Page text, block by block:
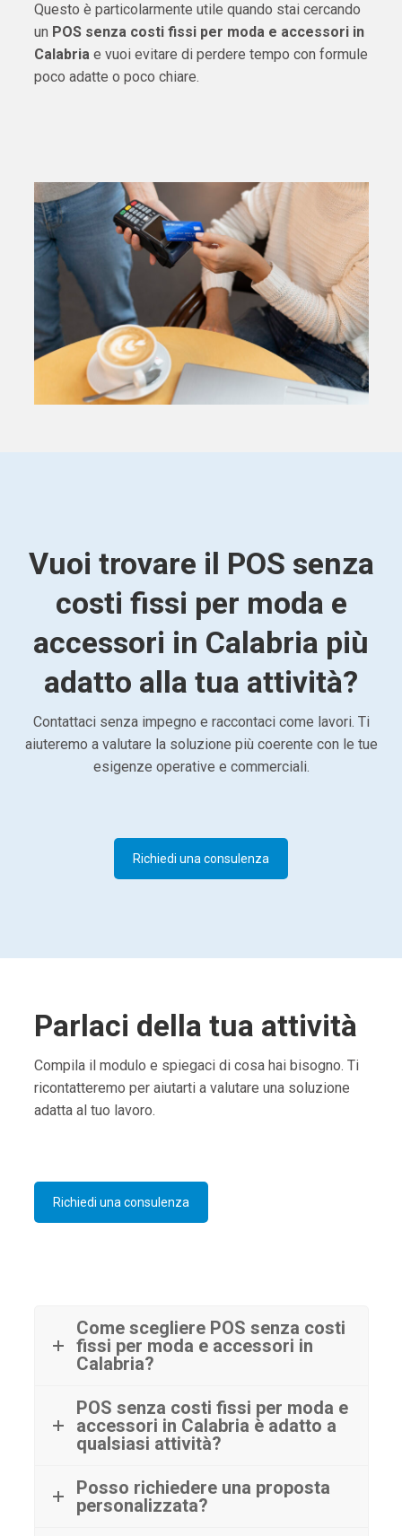
Questo è particolarmente utile quando stai cercando
un POS senza costi fissi per moda e accessori in
Calabriae vuoi evitare di perdere tempo con formule
poco adatte o poco chiare.
Vuoi trovare il POS senza
costi fissi per moda e
accessori in Calabria più
adatto alla tua attività?
Contattaci senza impegno e raccontaci come lavori. Ti
aiuteremo a valutare la soluzione più coerente con le tue
esigenze operative e commerciali.
Richiedi una consulenza
Parlaci della tua attività
Compila il modulo e spiegaci di cosa hai bisogno. Ti
ricontatteremo per aiutarti a valutare una soluzione
adatta al tuo lavoro.
Richiedi una consulenza
Come scegliere POS senza costi
fissi per moda e accessori in
Calabria?
POS senza costi fissi per moda e
accessori in Calabria è adatto a
qualsiasi attività?
Posso richiedere una proposta
personalizzata?